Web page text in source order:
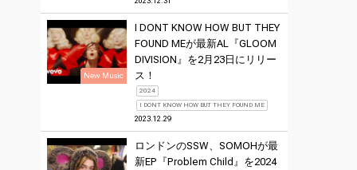
New Music
I DONT KNOW HOW BUT THEY
FOUND MEが最新AL『GLOOM
DIVISION』を2月23日にリリー
ス！
2024
I DONT KNOW HOW BUT THEY FOUND ME
2023.12.29
ロンドンのSSW、SOMOHが最
新EP『Problem Child』を2024